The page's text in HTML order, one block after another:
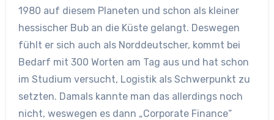
1980 auf diesem Planeten und schon als kleiner
hessischer Bub an die Küste gelangt. Deswegen
fühlt er sich auch als Norddeutscher, kommt bei
Bedarf mit 300 Worten am Tag aus und hat schon
im Studium versucht, Logistik als Schwerpunkt zu
setzten. Damals kannte man das allerdings noch
nicht, weswegen es dann „Corporate Finance“